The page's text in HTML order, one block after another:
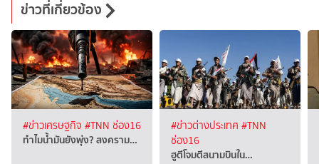
ข่าวที่เกี่ยวข้อง
#ข่าวเศรษฐกิจ #TNN ช่อง16
ทำไมน้ำมันยังพุ่ง? สงคราม…
#ข่าวต่างประเทศ #TNN
ช่อง16
ฮูตีโจมตีสนามบินใน…